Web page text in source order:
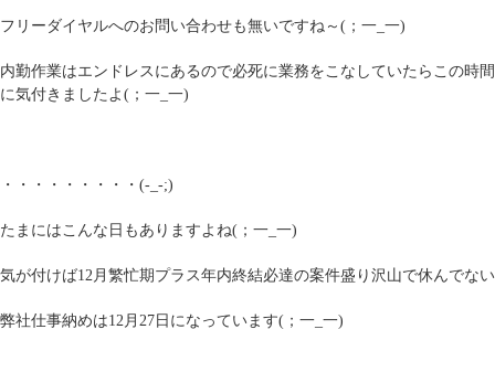
フリーダイヤルへのお問い合わせも無いですね～(；一_一)
内勤作業はエンドレスにあるので必死に業務をこなしていたらこの時
に気付きましたよ(；一_一)
・・・・・・・・・(-_-;)
たまにはこんな日もありますよね(；一_一)
気が付けば12月繁忙期プラス年内終結必達の案件盛り沢山で休んでな
弊社仕事納めは12月27日になっています(；一_一)